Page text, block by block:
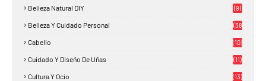
Belleza Natural DIY (9)
Belleza Y Cuidado Personal
(38
Cabello (10)
Cuidado Y Diseño De Uñas (11)
Cultura Y Ocio (13)